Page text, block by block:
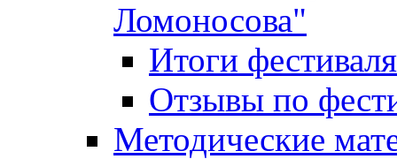
Ломоносова"
Итоги фестиваля
Отзывы по
Методические